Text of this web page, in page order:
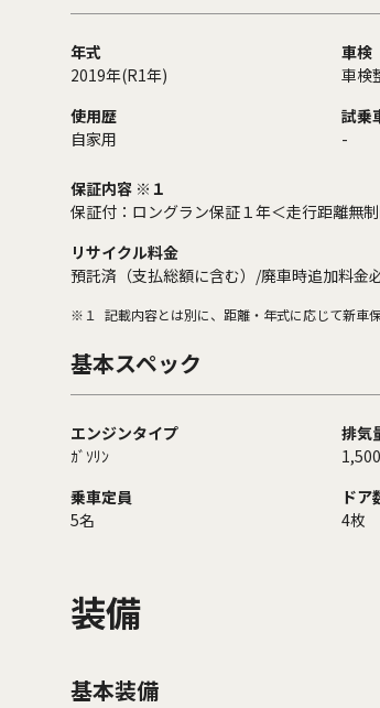
年式
2019年(R1年)
車検
車検
使用歴
自家用
試乗
-
保証内容 ※１
保証付：ロングラン保証１年＜走行距離無
リサイクル料金
預託済（支払総額に含む）/廃車時追加料金
※１ 記載内容とは別に、距離・年式に応じて新車
基本スペック
エンジンタイプ
ｶﾞｿﾘﾝ
排気
乗車定員
5名
ドア
4枚
装備
基本装備